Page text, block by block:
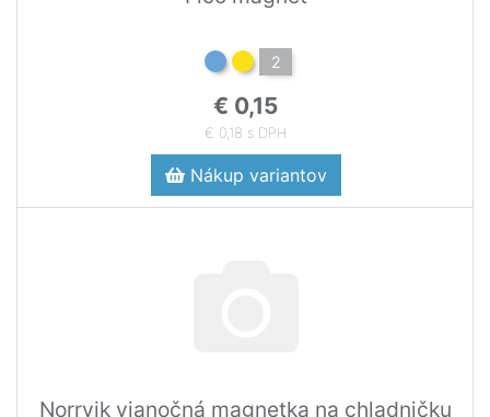
2
€ 0,15
€ 0,18 s DPH
Nákup variantov
Norrvik vianočná magnetka na chladničku